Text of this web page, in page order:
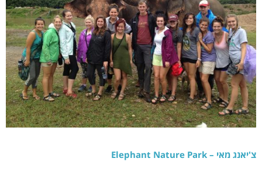
צ'יאנג מאי – Elephant Nature Park